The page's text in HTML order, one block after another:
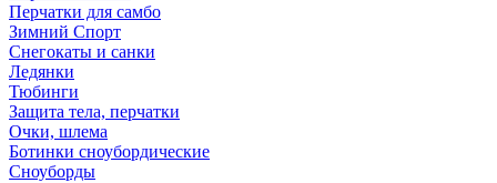
Перчатки для самбо
Зимний Спорт
Снегокаты и санки
Ледянки
Тюбинги
Защита тела, перчатки
Очки, шлема
Ботинки сноубордические
Сноуборды